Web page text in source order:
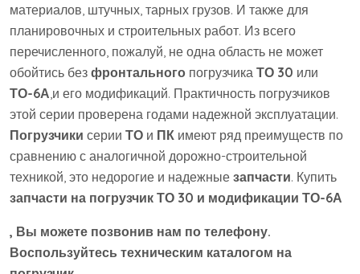
материалов, штучных, тарных грузов. И также для
планировочных и строительных работ. Из всего
перечисленного, пожалуй, не одна область не может
обойтись без фронтального погрузчика ТО 30 или
ТО-6А ,и его модификаций. Практичность погрузчиков
этой серии проверена годами надежной эксплуатации.
Погрузчики серии ТО и ПК имеют ряд преимуществ по
сравнению с аналогичной дорожно-строительной
техникой, это недорогие и надежные запчасти. Купить
запчасти на погрузчик ТО 30 и модификации ТО-6А
, Вы можете позвонив нам по телефону.
Воспользуйтесь техническим каталогом на